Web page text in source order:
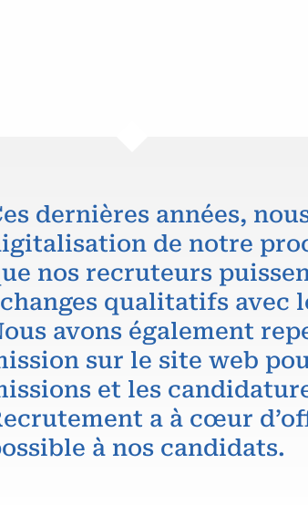
dernières années,
de notre
nos recruteurs
qualitatifs avec
avons également
sur le site web
et les
a à cœur
à nos candidats.